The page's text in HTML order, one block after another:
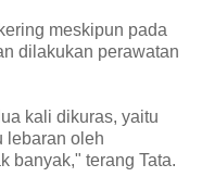
meskipun pada
dilakukan perawatan
kali dikuras, yaitu
lebaran oleh
banyak," terang Tata.